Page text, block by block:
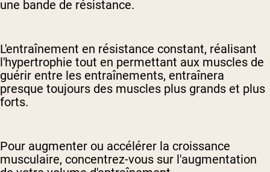
une bande de résistance.
L'entraînement en résistance constant, réalisant
l'hypertrophie tout en permettant aux muscles de
guérir entre les entraînements, entraînera
presque toujours des muscles plus grands et plus
forts.
Pour augmenter ou accélérer la croissance
musculaire, concentrez-vous sur l'augmentation